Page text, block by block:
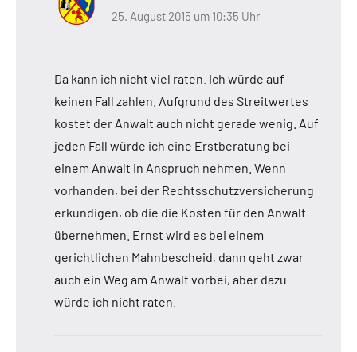
25. August 2015 um 10:35 Uhr
Da kann ich nicht viel raten. Ich würde auf
keinen Fall zahlen. Aufgrund des Streitwertes
kostet der Anwalt auch nicht gerade wenig. Auf
jeden Fall würde ich eine Erstberatung bei
einem Anwalt in Anspruch nehmen. Wenn
vorhanden, bei der Rechtsschutzversicherung
erkundigen, ob die die Kosten für den Anwalt
übernehmen. Ernst wird es bei einem
gerichtlichen Mahnbescheid, dann geht zwar
auch ein Weg am Anwalt vorbei, aber dazu
würde ich nicht raten.